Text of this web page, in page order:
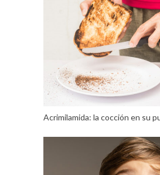
Acrimilamida: la cocción en su